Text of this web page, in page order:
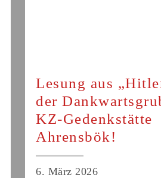
Lesung aus
der
KZ-Gedenkstätte
Ahrensbök!
6. März 2026